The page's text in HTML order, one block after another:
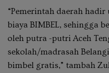
“Pemerintah daerah
biaya BIMBEL, sehingga
oleh putra -putri Aceh
sekolah/madrasah
bimbel gratis,” tambah